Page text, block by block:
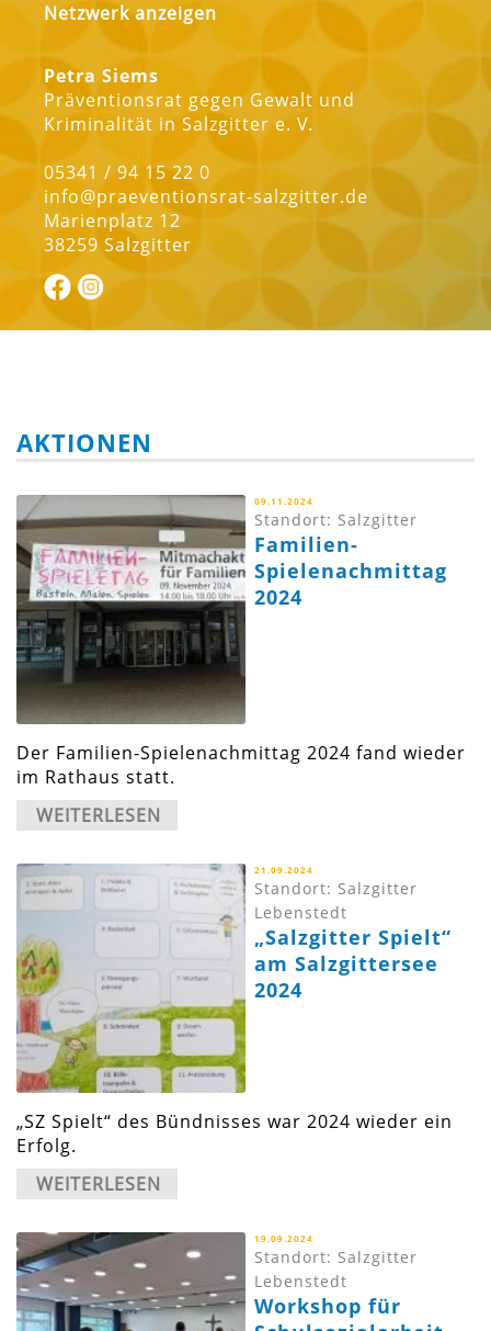
Netzwerk anzeigen
Petra Siems
Präventionsrat gegen Gewalt und
Kriminalität in Salzgitter e. V.
05341 / 94 15 22 0
info@praeventionsrat-salzgitter.de
Marienplatz 12
38259 Salzgitter
AKTIONEN
09.11.2024
Standort: Salzgitter
Familien-
Spielenachmittag
2024
Der Familien-Spielenachmittag 2024 fand wieder
im Rathaus statt.
WEITERLESEN
21.09.2024
Standort: Salzgitter
Lebenstedt
„Salzgitter Spielt“
am Salzgittersee
2024
„SZ Spielt“ des Bündnisses war 2024 wieder ein
Erfolg.
WEITERLESEN
19.09.2024
Standort: Salzgitter
Lebenstedt
Workshop für